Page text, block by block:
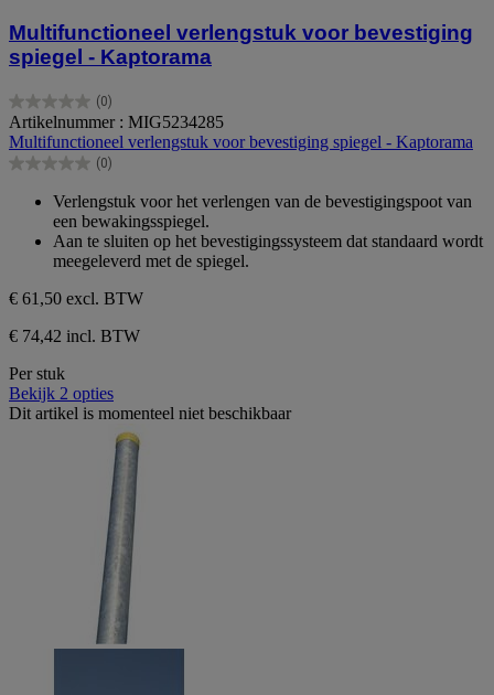
Multifunctioneel verlengstuk voor bevestiging
spiegel - Kaptorama
(0)
0.0
van
de
5
Artikelnummer : MIG5234285
Multifunctioneel verlengstuk voor bevestiging spiegel - Kaptorama
(0)
0.0
sterren.
Verlengstuk voor het verlengen van de bevestigingspoot van
een bewakingsspiegel.
Aan te sluiten op het bevestigingssysteem dat standaard wordt
meegeleverd met de spiegel.
€ 61,50 excl. BTW
€ 74,42 incl. BTW
Per stuk
Bekijk 2 opties
Dit artikel is momenteel niet beschikbaar